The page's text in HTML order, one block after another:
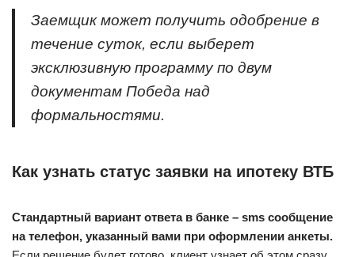
Заемщик может получить одобрение в
течение суток, если выберет
эксклюзивную программу по двум
документам Победа над
формальностями.
Как узнать статус заявки на ипотеку ВТБ
Стандартный вариант ответа в банке – sms сообщение
на телефон, указанный вами при оформлении анкеты.